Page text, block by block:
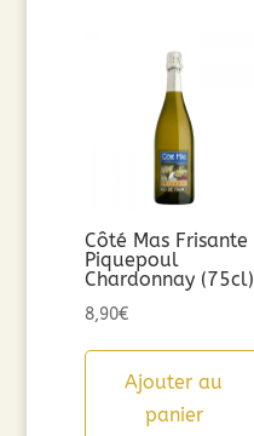
Côté Mas Frisante
Piquepoul
Chardonnay (75cl)
8,90€
Ajouter au
panier